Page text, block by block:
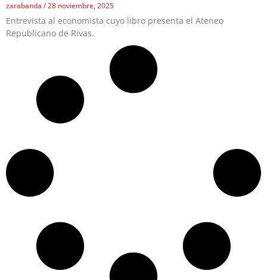
zarabanda 28 noviembre, 2025
Entrevista al economista cuyo libro presenta el Ateneo
Republicano de Rivas.